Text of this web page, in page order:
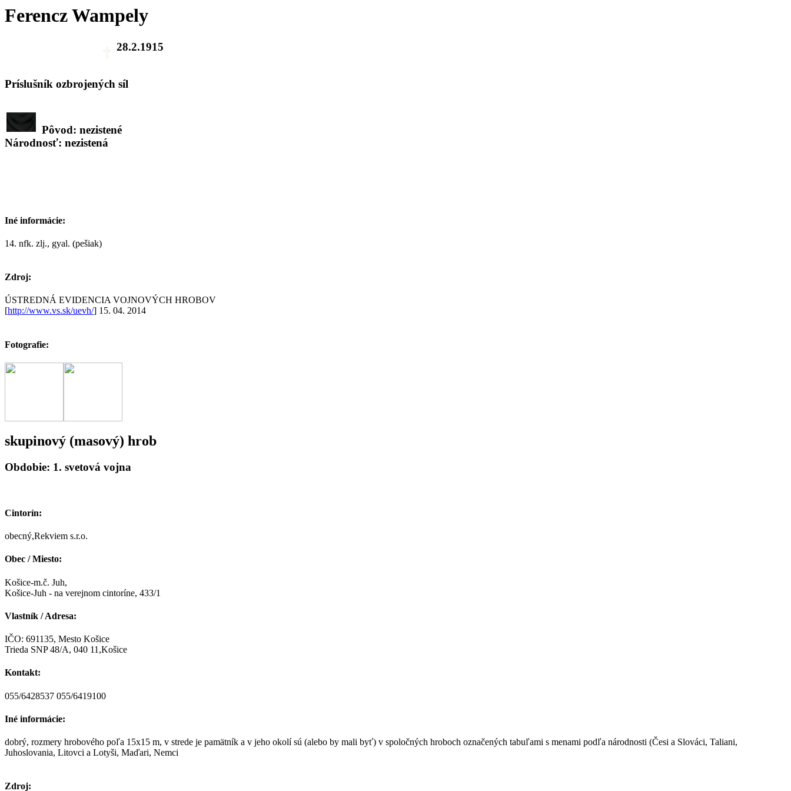
Ferencz Wampely
28.2.1915
Príslušník ozbrojených síl
Pôvod: nezistené
Národnosť: nezistená
Iné informácie:
14. nfk. zlj., gyal. (pešiak)
Zdroj:
ÚSTREDNÁ EVIDENCIA VOJNOVÝCH HROBOV
[http://www.vs.sk/uevh/] 15. 04. 2014
Fotografie:
skupinový (masový) hrob
Obdobie: 1. svetová vojna
Cintorín:
obecný,Rekviem s.r.o.
Obec / Miesto:
Košice-m.č. Juh,
Košice-Juh - na verejnom cintoríne, 433/1
Vlastník / Adresa:
IČO: 691135, Mesto Košice
Trieda SNP 48/A, 040 11,Košice
Kontakt:
055/6428537 055/6419100
Iné informácie:
dobrý, rozmery hrobového poľa 15x15 m, v strede je pamätník a v jeho okolí sú (alebo by mali byť) v spoločných hroboch označených tabuľami s menami podľa národnosti (Česi a Slováci, Taliani,
Juhoslovania, Litovci a Lotyši, Maďari, Nemci
Zdroj: